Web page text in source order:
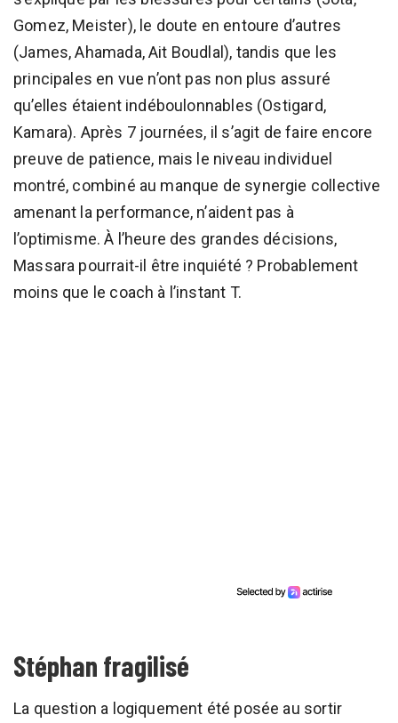
Gomez, Meister), le doute en entoure d’autres
(James, Ahamada, Ait Boudlal), tandis que les
principales en vue n’ont pas non plus assuré
qu’elles étaient indéboulonnables (Ostigard,
Kamara). Après 7 journées, il s’agit de faire encore
preuve de patience, mais le niveau individuel
montré, combiné au manque de synergie collective
amenant la performance, n’aident pas à
l’optimisme. À l’heure des grandes décisions,
Massara pourrait-il être inquiété ? Probablement
moins que le coach à l’instant T.
Stéphan fragilisé
La question a logiquement été posée au sortir